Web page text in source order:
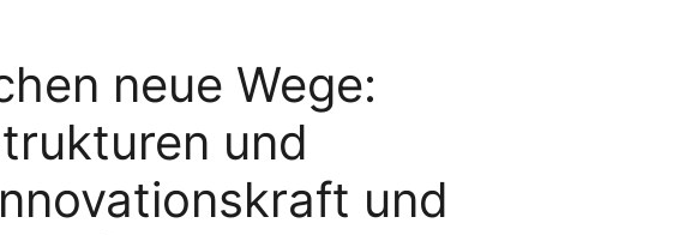
neue Wege:
und
und